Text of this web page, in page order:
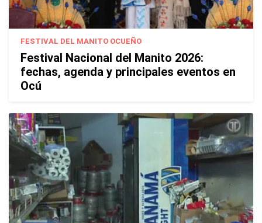
FESTIVAL DEL MANITO OCUEÑO
Festival Nacional del Manito 2026:
fechas, agenda y principales eventos en
Ocú